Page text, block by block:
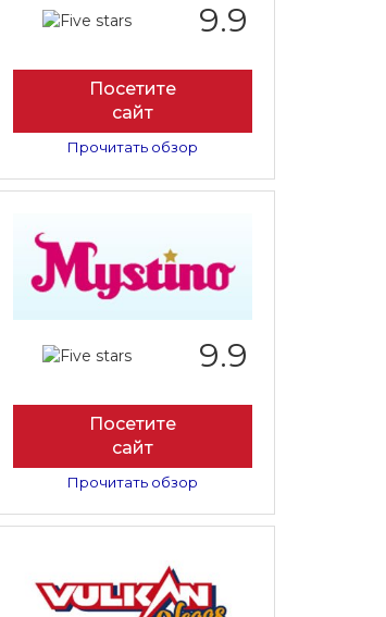
9.9
Посетите
сайт
Прочитать обзор
9.9
Посетите
сайт
Прочитать обзор